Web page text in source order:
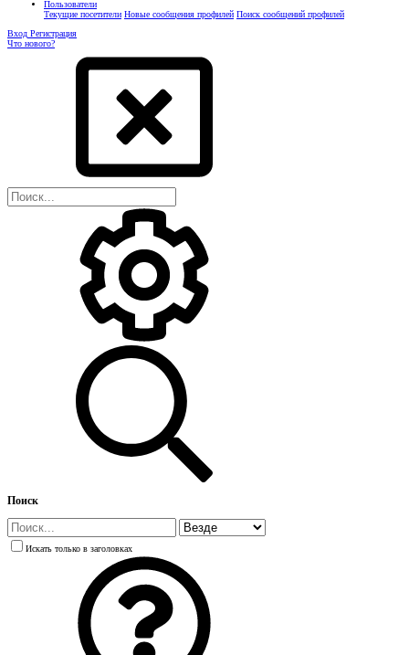
Пользователи
Текущие посетители Новые сообщения профилей Поиск сообщений профилей
Вход Регистрация
Что нового?
Поиск
Искать только в заголовках